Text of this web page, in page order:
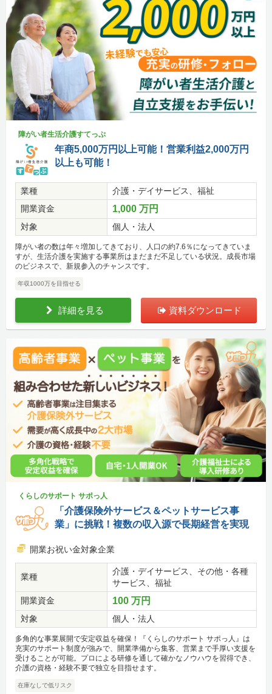
障がい者生活介護すてっぷ
年商5,000万円以上可能！営業利益2,000万円
以上も可能！
業種
介護・デイサービス、福祉
開業資金
1,000 万円
対象 個人・法人
障がい者の数は年々増加してきており、人口の約7.6％になってきていま
すが、生活介護を実施する事業所はまだまだ不足している状況。成長市場
のビジネスで、新規参入のチャンスです。
年収1000万を目指せる
詳細を見る 資料ダウンロード
くらしのサポート サポっ人
「介護保険外サービス＆ペットサービス事
業」に挑戦！複数の収入源で長期経営を実現
開業お祝い金対象企業
業種
介護・デイサービス、その他・各種
サービス、福祉
開業資金
100 万円
対象 個人・法人
多角的な事業展開で安定収益を確保！『くらしのサポート サポっ人』は
充実のサポート制度が強みで、開業準備から集客、営業まで手厚い支援を
受けることが可能。プロによる研修を通して確かなノウハウを習得でき、
介護の資格・経験不要で独立を目指せます。
在庫なしで低リスク